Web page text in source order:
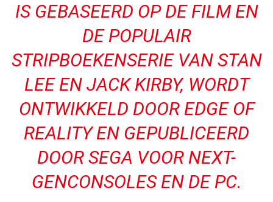
IS GEBASEERD OP DE FILM EN
DE POPULAIR
STRIPBOEKENSERIE VAN STAN
LEE EN JACK KIRBY, WORDT
ONTWIKKELD DOOR EDGE OF
REALITY EN GEPUBLICEERD
DOOR SEGA VOOR NEXT-
GENCONSOLES EN DE PC.